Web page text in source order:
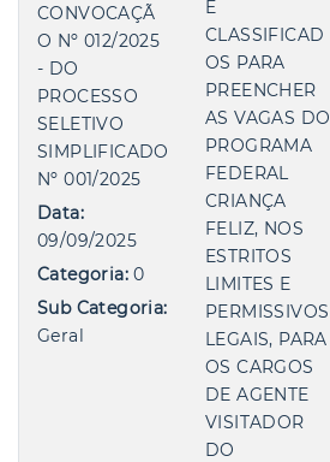
CONVOCAÇÃ
O Nº 012/2025
- DO
PROCESSO
SELETIVO
SIMPLIFICADO
Nº 001/2025
Data:
09/09/2025
Categoria:0
Sub Categoria:
Geral
E
CLASSIFICAD
OS PARA
PREENCHER
AS VAGAS DO
PROGRAMA
FEDERAL
CRIANÇA
FELIZ, NOS
ESTRITOS
LIMITES E
PERMISSIVOS
LEGAIS, PARA
OS CARGOS
DE AGENTE
VISITADOR
DO